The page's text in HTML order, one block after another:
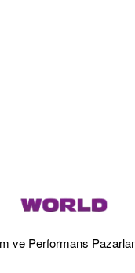
ve Performans